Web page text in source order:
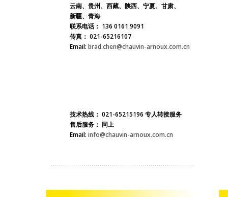
云南、贵州、西藏、陕西、宁夏、甘肃、
新疆、青海
联系电话： 136 0161 9091
传真： 021-65216107
Email: brad.chen@chauvin-arnoux.com.cn
技术热线： 021-65215196 专人转接服务
售后服务： 同上
Email: info@chauvin-arnoux.com.cn